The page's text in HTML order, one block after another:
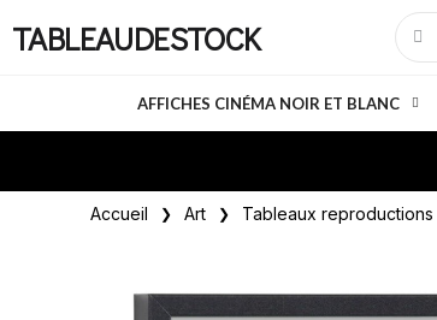
TABLEAUDESTOCK
AFFICHES CINÉMA NOIR ET BLANC
Accueil Art Tableaux reproductions